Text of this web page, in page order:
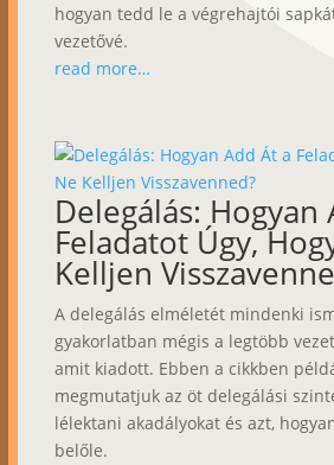
hogyan tedd le a végrehajtói
vezetővé.
read more…
Delegálás: Hogyan
Feladatot Úgy,
Kelljen
A delegálás elméletét mindenki
gyakorlatban mégis a legtöbb
amit kiadott. Ebben a cikkben
megmutatjuk az öt delegálási
lélektani akadályokat és azt,
belőle.